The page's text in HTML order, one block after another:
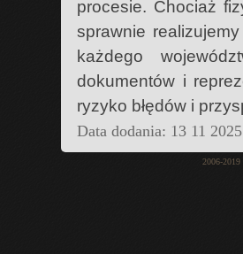
procesie. Chociaż
sprawnie
każdego
dokumentów i
ryzyko błędów i
Data dodania: 13 11
2006-